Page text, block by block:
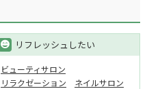
リフレッシュしたい
ビューティサロン
リラクゼーション
ネイルサロン